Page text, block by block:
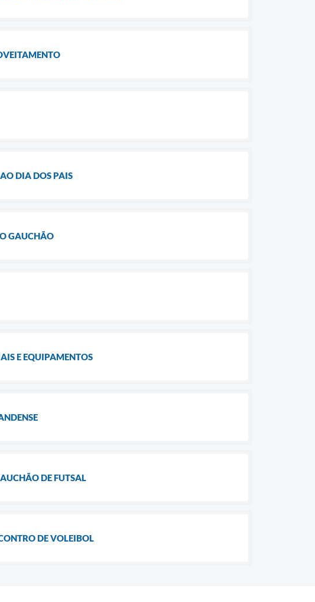
DIA DOS PAIS
GAUCHÃO
E EQUIPAMENTOS
DE FUTSAL
DE VOLEIBOL